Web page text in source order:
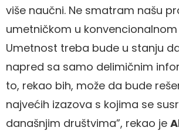
više naučni. Ne smatram našu
umetničkom u
Umetnost treba bude u stanju
napred sa samo delimičnim
to, rekao bih, može da bude
najvećih izazova s kojima se
današnjim društvima”, rekao je